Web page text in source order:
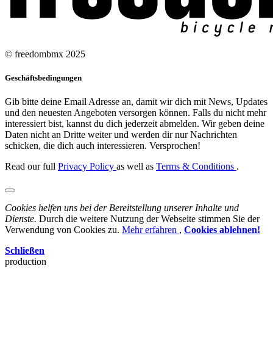
© freedombmx 2025
Geschäftsbedingungen
Gib bitte deine Email Adresse an, damit wir dich mit News, Updates
und den neuesten Angeboten versorgen können. Falls du nicht mehr
interessiert bist, kannst du dich jederzeit abmelden. Wir geben deine
Daten nicht an Dritte weiter und werden dir nur Nachrichten
schicken, die dich auch interessieren. Versprochen!
Read our full Privacy Policy as well as Terms & Conditions .
Cookies helfen uns bei der Bereitstellung unserer Inhalte und
Dienste. Durch die weitere Nutzung der Webseite stimmen Sie der
Verwendung von Cookies zu. Mehr erfahren , Cookies ablehnen!
Schließen
production